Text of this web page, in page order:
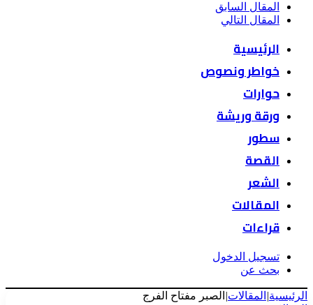
المقال السابق
المقال التالي
الرئيسية
خواطر ونصوص
حوارات
ورقة وريشة
سطور
القصة
الشعر
المقالات
قراءات
تسجيل الدخول
بحث عن
الرئيسية| المقالات| الصبر مفتاح الفرج